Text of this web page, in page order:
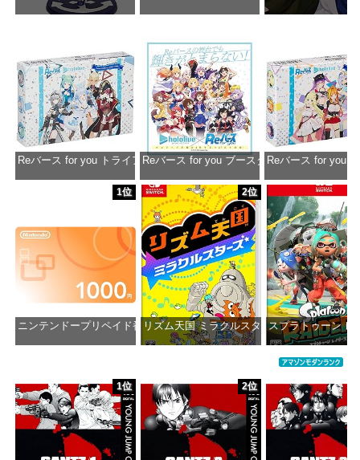
Reバース for you トライアルデッキ ホロライブプロダクション ver.ホロ
価格：¥1,650
Reバース for you ブースターパック ホロライ
価格：¥2,980
Reバース for you
価格：
1位
ニンテンドープリペイド番号 1000円|オンラインコード版
2位
リズム天国 ミラクルスターズ -Switch
スプラトゥーン レ
1位 2位